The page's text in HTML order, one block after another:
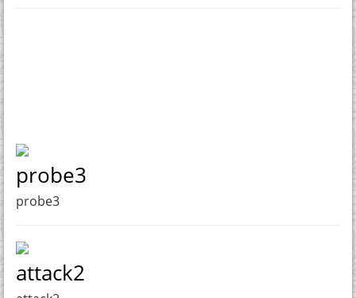
probe3
probe3
attack2